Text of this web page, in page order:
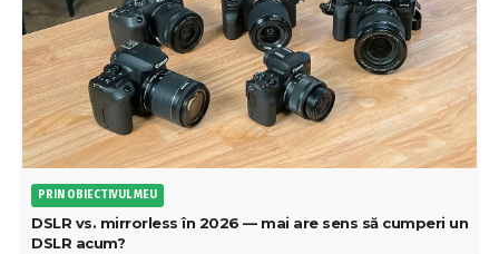
PRIN OBIECTIVUL MEU
DSLR vs. mirrorless în 2026 — mai are sens să cumperi un
DSLR acum?